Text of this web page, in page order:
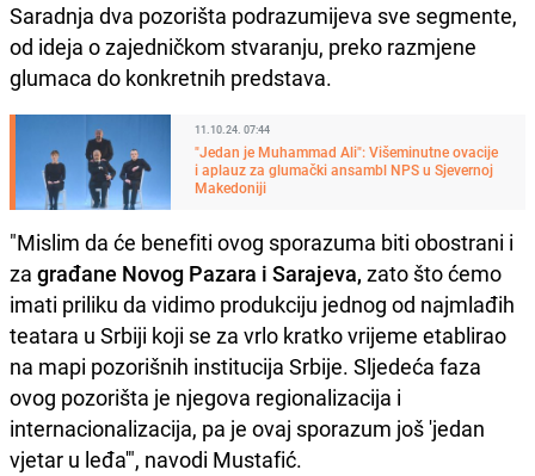
Saradnja dva pozorišta podrazumijeva sve segmente,
od ideja o zajedničkom stvaranju, preko razmjene
glumaca do konkretnih predstava.
11.10.24. 07:44
"Jedan je Muhammad Ali": Višeminutne ovacije
i aplauz za glumački ansambl NPS u Sjevernoj
Makedoniji
"Mislim da će benefiti ovog sporazuma biti obostrani i
za građane Novog Pazara i Sarajeva, zato što ćemo
imati priliku da vidimo produkciju jednog od najmlađih
teatara u Srbiji koji se za vrlo kratko vrijeme etablirao
na mapi pozorišnih institucija Srbije. Sljedeća faza
ovog pozorišta je njegova regionalizacija i
internacionalizacija, pa je ovaj sporazum još 'jedan
vjetar u leđa'", navodi Mustafić.